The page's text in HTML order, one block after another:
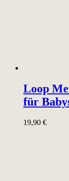
Loop
für
19,90 €